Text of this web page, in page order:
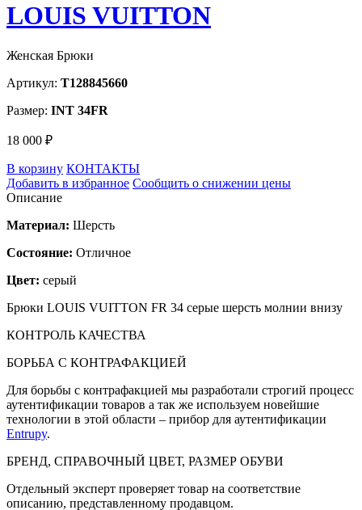
LOUIS VUITTON
Женская Брюки
Артикул: T128845660
Размер: INT 34FR
18 000 ₽
В корзину КОНТАКТЫ
Добавить в избранное Сообщить о снижении цены
Описание
Материал: Шерсть
Состояние: Отличное
Цвет: серый
Брюки LOUIS VUITTON FR 34 серые шерсть молнии внизу
КОНТРОЛЬ КАЧЕСТВА
БОРЬБА С КОНТРАФАКЦИЕЙ
Для борьбы с контрафакцией мы разработали строгий процесс
аутентификации товаров а так же используем новейшие
технологии в этой области – прибор для аутентификации
Entrupy.
БРЕНД, СПРАВОЧНЫЙ ЦВЕТ, РАЗМЕР ОБУВИ
Отдельный эксперт проверяет товар на соответствие
описанию, представленному продавцом.